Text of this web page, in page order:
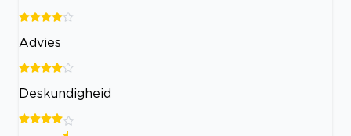
Advies
Deskundigheid